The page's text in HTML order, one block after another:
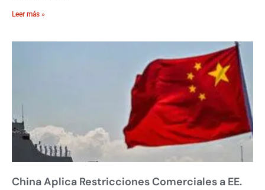
Leer más »
China Aplica Restricciones Comerciales a EE.